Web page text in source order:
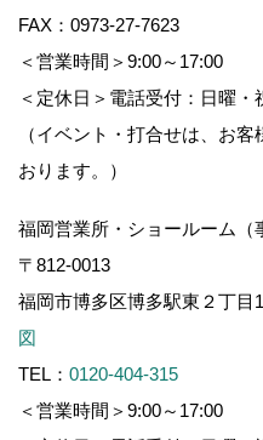
FAX：0973-27-7623
＜営業時間＞9:00～17:00
＜定休日＞電話受付：日曜・
（イベント・打合せは、お
おります。）
福岡営業所・ショールーム（
〒812-0013
福岡市博多区博多駅東２丁
図
TEL： 0120-404-315
＜営業時間＞9:00～17:00